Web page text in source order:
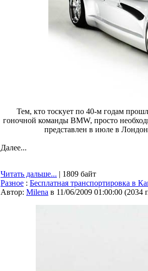
Тем, кто тоскует по 40-м годам
гоночной команды BMW, просто
представлен в июле в
Далее...
Читать дальше... | 1809 байт
Разное : Бесплатная транспортировка в
Автор: Milena в 11/06/2009 01:00:00 (2034